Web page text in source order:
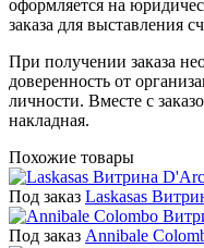
оформляется на
заказа для выставления
При получении заказа
доверенность от
личности. Вместе с
накладная.
Похожие товары
Под заказ Laskasas
Под заказ Annibale